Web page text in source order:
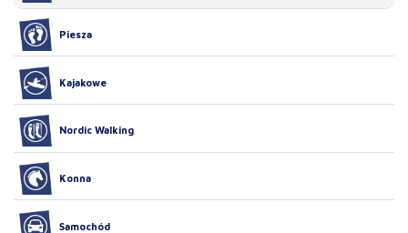
Piesza
Kajakowe
Nordic Walking
Konna
Samochód